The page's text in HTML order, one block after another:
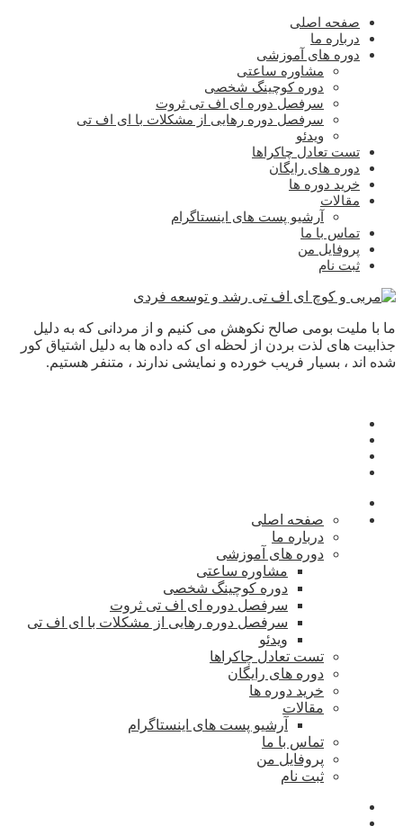
صفحه اصلی
درباره ما
دوره های آموزشی
مشاوره ساعتی
دوره کوچینگ شخصی
سرفصل دوره ای اف تی ثروت
سرفصل دوره رهایی از مشکلات با ای اف تی
ویدئو
تست تعادل چاکراها
دوره های رایگان
خرید دوره ها
مقالات
آرشیو پست های اینستاگرام
تماس با ما
پروفایل من
ثبت نام
ما با ملیت بومی صالح نکوهش می کنیم و از مردانی که به دلیل
جذابیت های لذت بردن از لحظه ای که داده ها به دلیل اشتیاق کور
شده اند ، بسیار فریب خورده و نمایشی ندارند ، متنفر هستیم.
صفحه اصلی
درباره ما
دوره های آموزشی
مشاوره ساعتی
دوره کوچینگ شخصی
سرفصل دوره ای اف تی ثروت
سرفصل دوره رهایی از مشکلات با ای اف تی
ویدئو
تست تعادل چاکراها
دوره های رایگان
خرید دوره ها
مقالات
آرشیو پست های اینستاگرام
تماس با ما
پروفایل من
ثبت نام